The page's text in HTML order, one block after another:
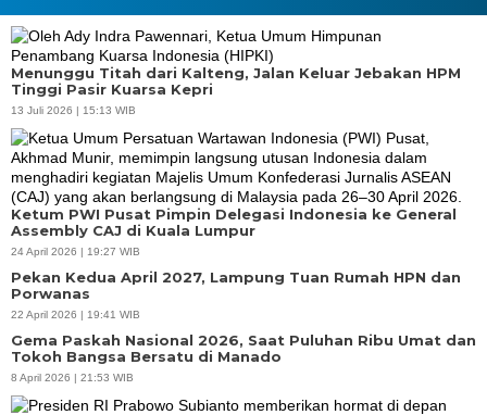
Menunggu Titah dari Kalteng, Jalan Keluar Jebakan HPM
Tinggi Pasir Kuarsa Kepri
13 Juli 2026 | 15:13 WIB
Ketum PWI Pusat Pimpin Delegasi Indonesia ke General
Assembly CAJ di Kuala Lumpur
24 April 2026 | 19:27 WIB
Pekan Kedua April 2027, Lampung Tuan Rumah HPN dan
Porwanas
22 April 2026 | 19:41 WIB
Gema Paskah Nasional 2026, Saat Puluhan Ribu Umat dan
Tokoh Bangsa Bersatu di Manado
8 April 2026 | 21:53 WIB